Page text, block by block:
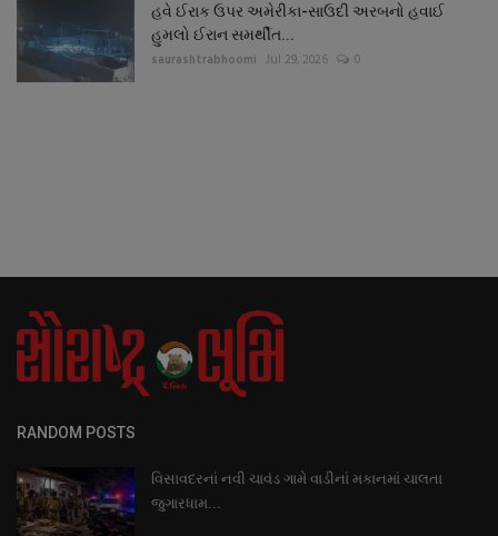
હવે ઈરાક ઉપર અમેરીકા-સાઉદી અરબનો હવાઈ
હુમલો ઈરાન સમર્થીત...
saurashtrabhoomi Jul 29, 2026 0
RANDOM POSTS
વિસાવદરનાં નવી ચાવંડ ગામે વાડીનાં મકાનમાં ચાલતા
જુગારધામ...